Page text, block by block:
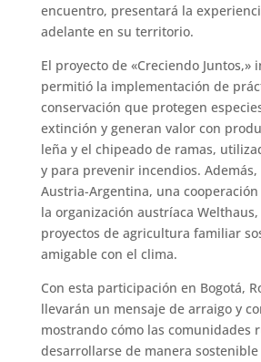
encuentro, presentará la
adelante en su territorio.
El proyecto de «Creciendo Juntos,»
permitió la implementación de
conservación que protegen
extinción y generan valor con
leña y el chipeado de ramas,
y para prevenir incendios. Además,
Austria-Argentina, una cooperación
la organización austríaca
proyectos de agricultura familiar
amigable con el clima.
Con esta participación en Bogotá,
llevarán un mensaje de arraigo y
mostrando cómo las comunidades
desarrollarse de manera